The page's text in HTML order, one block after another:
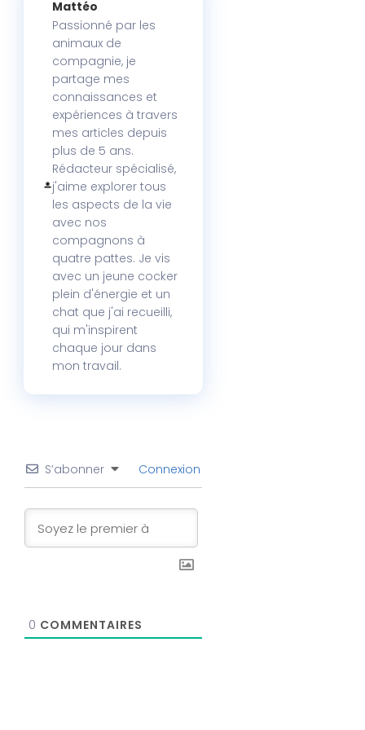
Mattéo
Passionné par les
animaux de
compagnie, je
partage mes
connaissances et
expériences à travers
mes articles depuis
plus de 5 ans.
Rédacteur spécialisé,
j'aime explorer tous
les aspects de la vie
avec nos
compagnons à
quatre pattes. Je vis
avec un jeune cocker
plein d'énergie et un
chat que j'ai recueilli,
qui m'inspirent
chaque jour dans
mon travail.
S’abonner Connexion
0 COMMENTAIRES